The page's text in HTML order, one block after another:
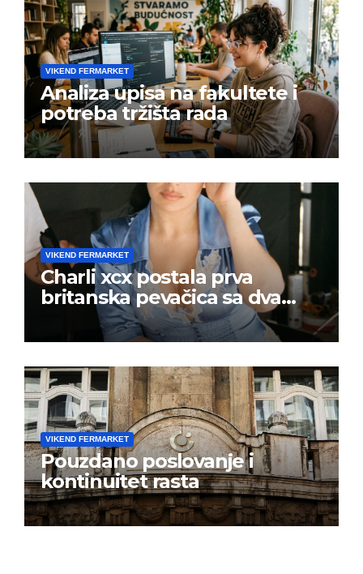
VIKEND FERMARKET
Analiza upisa na fakultete i
potreba tržišta rada
VIKEND FERMARKET
Charli xcx postala prva
britanska pevačica sa dva
albuma na prvom mestu u
istoj kalendarskoj godini
VIKEND FERMARKET
Pouzdano poslovanje i
kontinuitet rasta